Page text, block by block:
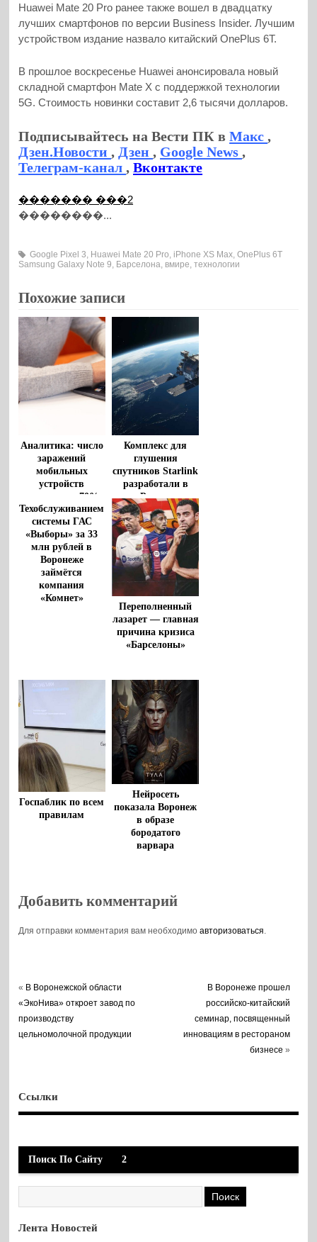
Huawei Mate 20 Pro ранее также вошел в двадцатку
лучших смартфонов по версии Business Insider. Лучшим
устройством издание назвало китайский OnePlus 6T.
В прошлое воскресенье Huawei анонсировала новый
складной смартфон Mate X с поддержкой технологии
5G. Стоимость новинки составит 2,6 тысячи долларов.
Подписывайтесь на Вести ПК вМакс,
Дзен.Новости, Дзен, Google News,
Телеграм-канал,Вконтакте
������� ���2
��������...
Google Pixel 3, Huawei Mate 20 Pro, iPhone XS Max,OnePlus 6T
Samsung Galaxy Note 9, Барселона, вмире,технологии
Похожие записи
Аналитика: число
заражений
мобильных
устройств
выросло на 70%
Комплекс для
глушения
спутников Starlink
разработали в
России
Техобслуживанием
системы ГАС
«Выборы» за 33
млн рублей в
Воронеже
займётся
компания
«Комнет»
Переполненный
лазарет — главная
причина кризиса
«Барселоны»
Госпаблик по всем
правилам
Нейросеть
показала Воронеж
в образе
бородатого
варвара
Добавить комментарий
Для отправки комментария вам необходимоавторизоваться
« В Воронежской области
«ЭкоНива» откроет завод по
производству
цельномолочной продукции
В Воронеже прошел
российско-китайский
семинар, посвященный
инновациям в рестораном
бизнесе »
Ссылки
Поиск По Сайту 2
Лента Новостей